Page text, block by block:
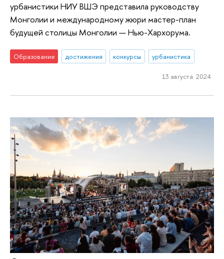
урбанистики НИУ ВШЭ представила руководству
Монголии и международному жюри мастер-план
будущей столицы Монголии — Нью-Хархорума.
Образование достижения конкурсы урбанистика
13 августа 2024